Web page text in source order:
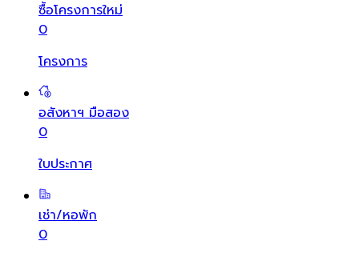
ซื้อโครงการใหม่
0
โครงการ
อสังหาฯ มือสอง
0
ใบประกาศ
เช่า/หอพัก
0